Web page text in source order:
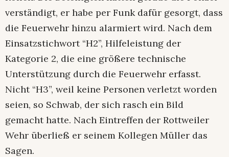
verständigt, er habe per Funk dafür gesorgt, dass
die Feuerwehr hinzu alarmiert wird. Nach dem
Einsatzstichwort “H2”, Hilfeleistung der
Kategorie 2, die eine größere technische
Unterstützung durch die Feuerwehr erfasst.
Nicht “H3”, weil keine Personen verletzt worden
seien, so Schwab, der sich rasch ein Bild
gemacht hatte. Nach Eintreffen der Rottweiler
Wehr überließ er seinem Kollegen Müller das
Sagen.